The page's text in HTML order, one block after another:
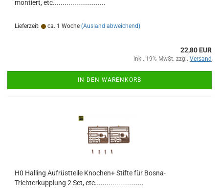
montiert, etc...........................
Lieferzeit: ca. 1 Woche (Ausland abweichend)
22,80 EUR
inkl. 19% MwSt. zzgl. Versand
IN DEN WARENKORB
H0 Halling Aufrüstteile Knochen+ Stifte für Bosna-
Trichterkupplung 2 Set, etc.........................